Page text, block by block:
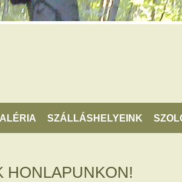
SZÁLLÁSHELYEINK
HONLAPUNKON!